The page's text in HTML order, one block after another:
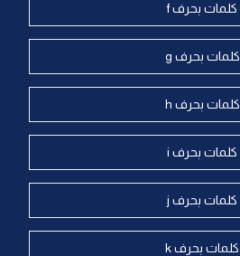
كلمات بحرف f
كلمات بحرف g
كلمات بحرف h
كلمات بحرف i
كلمات بحرف j
كلمات بحرف k